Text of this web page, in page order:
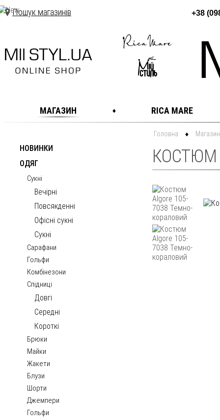
Пошук магазинів +38
МАГАЗИН RICA MARE
НОВИНКИ
ОДЯГ
Сукні
Вечірні
Повсякденні
Офісні сукні
Сукні
Сарафани
Гольфи
Комбінезони
Спідниці
Довгі
Середні
Короткі
Брюки
Майки
Жакети
Блузи
Шорти
Джемпери
Гольфи
Головна Магазин
КОСТЮМ